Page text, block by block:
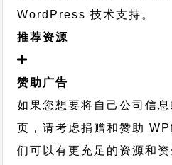
WordPress 技术支持 。
推荐资源
赞助广告
如果您想要将自己公司信
页，请考虑捐赠和赞助
们可以有更充足的资源和